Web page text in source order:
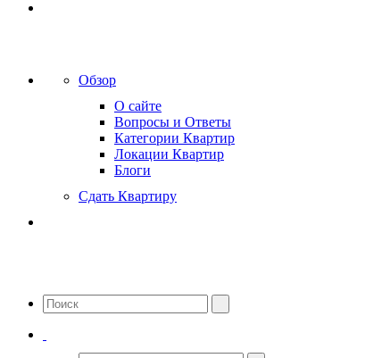
Обзор
О сайте
Вопросы и Ответы
Категории Квартир
Локации Квартир
Блоги
Сдать Квартиру